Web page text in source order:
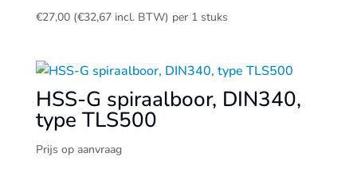
€27,00 (€32,67incl. BTW) per 1 stuks
HSS-G spiraalboor, DIN340,
type TLS500
Prijs op aanvraag